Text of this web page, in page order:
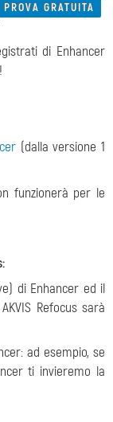
PROVA GRATUITA
di Enhancer
!
(dalla versione 1
funzionerà per le
di Enhancer ed il
Refocus sarà
ad esempio, se
ti invieremo la